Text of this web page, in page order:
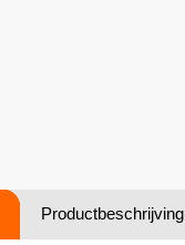
Productbeschrijving